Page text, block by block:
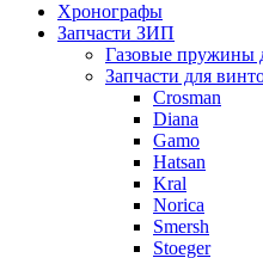
Хронографы
Запчасти ЗИП
Газовые пружины
Запчасти для
Crosman
Diana
Gamo
Hatsan
Kral
Norica
Smersh
Stoeger